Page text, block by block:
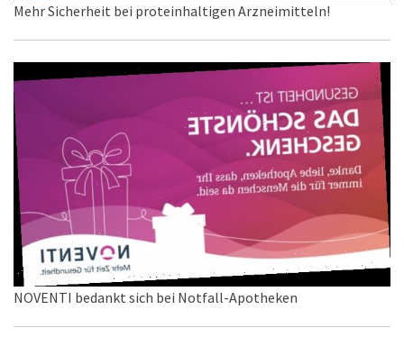
Mehr Sicherheit bei proteinhaltigen Arzneimitteln!
NOVENTI bedankt sich bei Notfall-Apotheken